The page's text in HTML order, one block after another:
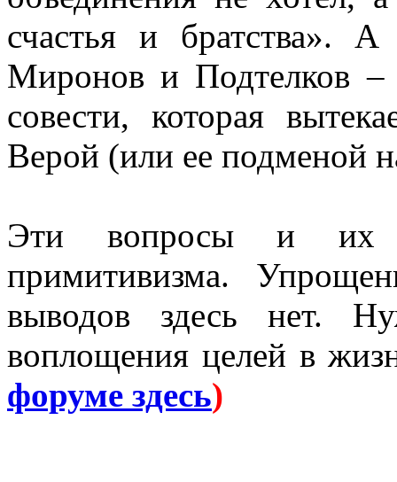
счастья и братства».
Миронов и Подтелков
совести, которая
Верой (или ее подменой
Эти вопросы и их
примитивизма.
выводов здесь нет.
воплощения целей в
форуме здесь)